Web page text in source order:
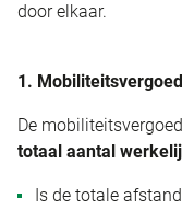
door elkaar.
1.
De
totaal aantal
Is de totale